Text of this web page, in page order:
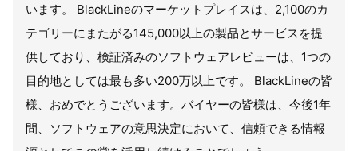
います。 BlackLineのマーケットプレイスは、2,100のカ
テゴリーにまたがる145,000以上の製品とサービスを提
供しており、検証済みのソフトウェアレビューは、1つの
目的地としては最も多い200万以上です。 BlackLineの皆
様、おめでとうございます。バイヤーの皆様は、今後1年
間、ソフトウェアの意思決定において、信頼できる情報